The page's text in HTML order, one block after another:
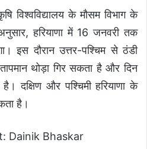
विश्वविद्यालय के मौसम विभाग के
हरियाणा में 16 जनवरी तक
इस दौरान उत्तर-पश्चिम से ठंडी
थोड़ा गिर सकता है और दिन
दक्षिण और पश्चिमी हरियाणा के
है।
Dainik Bhaskar